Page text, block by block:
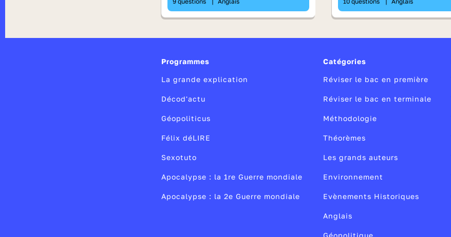
Programmes
La grande explication
Décod'actu
Géopoliticus
Félix déLIRE
Sexotuto
Apocalypse : la 1re Guerre mondiale
Apocalypse : la 2e Guerre mondiale
Catégories
Réviser le bac en première
Réviser le bac en terminale
Méthodologie
Théorèmes
Les grands auteurs
Environnement
Evènements Historiques
Anglais
Géopolitique